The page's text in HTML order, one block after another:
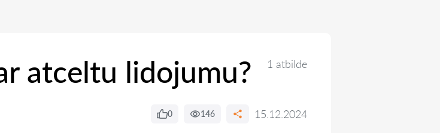
atceltu lidojumu? 1 atbilde
0 146 15.12.2024